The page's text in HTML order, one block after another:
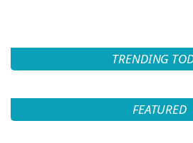
TRENDING
FEATURED